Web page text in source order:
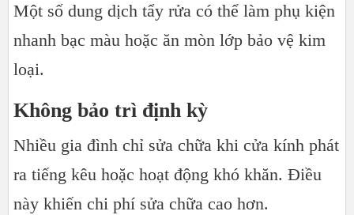
Một số dung dịch tẩy rửa có thể làm phụ kiện
nhanh bạc màu hoặc ăn mòn lớp bảo vệ kim
loại.
Không bảo trì định kỳ
Nhiều gia đình chỉ sửa chữa khi cửa kính phát
ra tiếng kêu hoặc hoạt động khó khăn. Điều
này khiến chi phí sửa chữa cao hơn.